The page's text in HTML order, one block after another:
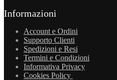
Informazioni
Account e Ordini
Supporto Clienti
Spedizioni e Resi
Termini e Condizioni
Informativa Privacy
Cookies Policy